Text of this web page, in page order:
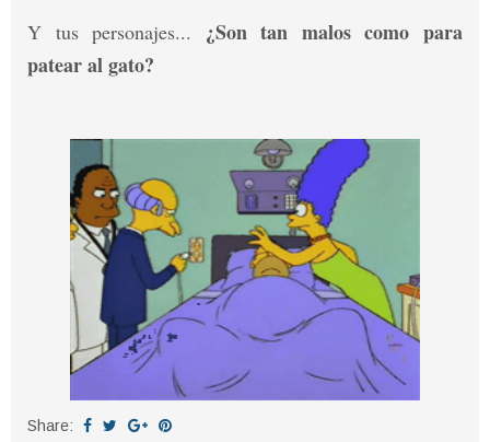
Y tus personajes... ¿Son tan malos como para
patear al gato?
Share: